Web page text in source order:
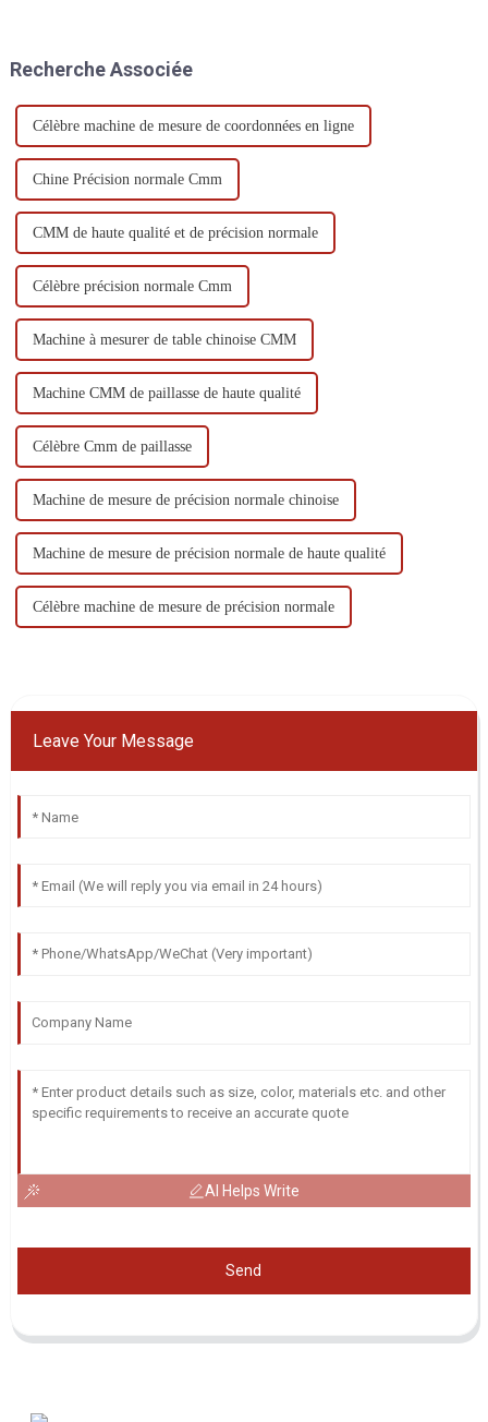
données et le traitement de
Recherche Associée
Célèbre machine de mesure de coordonnées en ligne
Chine Précision normale Cmm
CMM de haute qualité et de précision normale
Célèbre précision normale Cmm
Machine à mesurer de table chinoise CMM
Machine CMM de paillasse de haute qualité
Célèbre Cmm de paillasse
Machine de mesure de précision normale chinoise
Machine de mesure de précision normale de haute qualité
Célèbre machine de mesure de précision normale
Leave Your Message
AI Helps Write
Send